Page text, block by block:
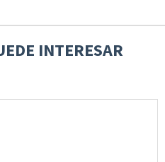
INTERESAR